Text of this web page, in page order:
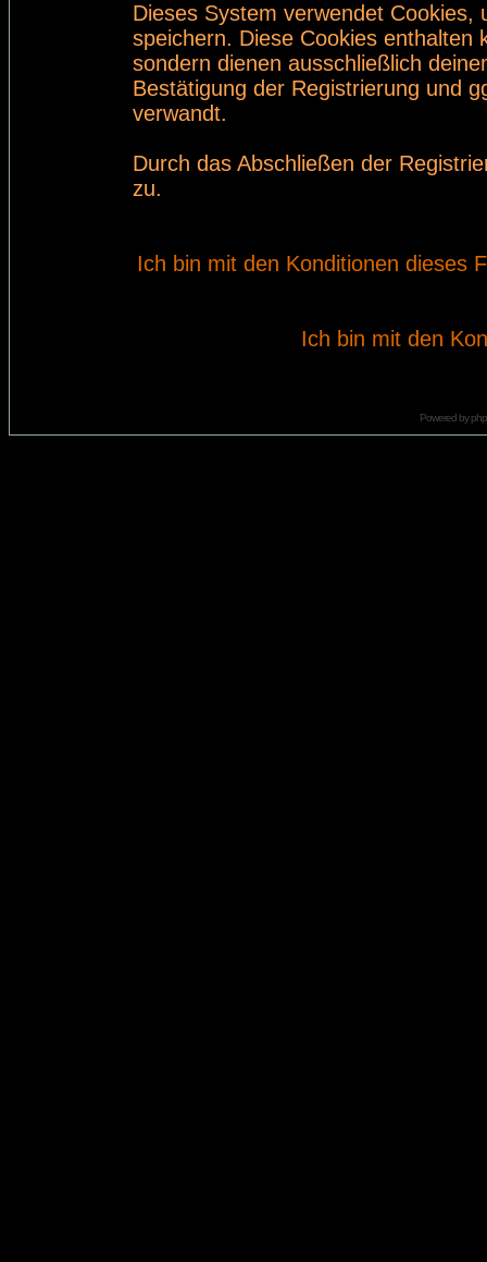
Dieses System verwendet
speichern. Diese Cookies enthalten
sondern dienen ausschließlich
Bestätigung der Registrierung und
verwandt.
Durch das Abschließen der
zu.
Ich bin mit den Konditionen dieses
Ich bin mit den
Powered by